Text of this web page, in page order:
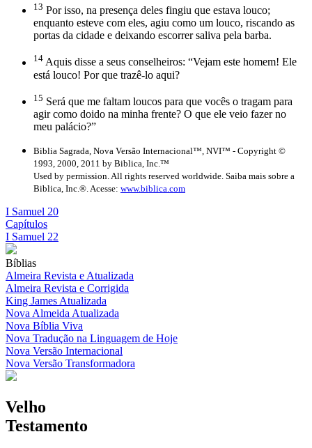
13 Por isso, na presença deles fingiu que estava louco;
enquanto esteve com eles, agiu como um louco, riscando as
portas da cidade e deixando escorrer saliva pela barba.
14 Aquis disse a seus conselheiros: “Vejam este homem! Ele
está louco! Por que trazê-lo aqui?
15 Será que me faltam loucos para que vocês o tragam para
agir como doido na minha frente? O que ele veio fazer no
meu palácio?”
Biblia Sagrada, Nova Versão Internacional™, NVI™ - Copyright ©
1993, 2000, 2011 by Biblica, Inc.™
Used by permission. All rights reserved worldwide. Saiba mais sobre a
Biblica, Inc.®. Acesse: www.biblica.com
I Samuel 20
Capítulos
I Samuel 22
Bíblias
Almeira Revista e Atualizada
Almeira Revista e Corrigida
King James Atualizada
Nova Almeida Atualizada
Nova Bíblia Viva
Nova Tradução na Linguagem de Hoje
Nova Versão Internacional
Nova Versão Transformadora
Velho
Testamento